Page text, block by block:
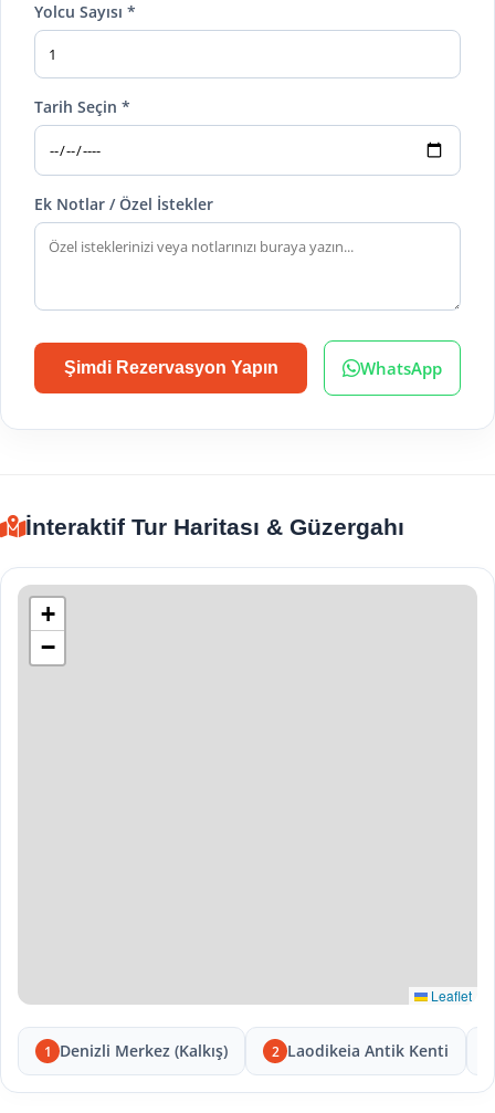
Yolcu Sayısı *
Tarih Seçin *
Ek Notlar / Özel İstekler
Şimdi Rezervasyon Yapın WhatsApp
İnteraktif Tur Haritası & Güzergahı
+
−
Leaflet
1 Denizli Merkez (Kalkış) 2 Laodikeia Antik Kenti